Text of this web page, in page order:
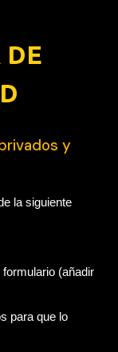
DE
y
la siguiente
(añadir
para que lo